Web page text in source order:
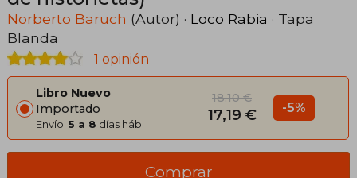
Norberto Baruch (Autor) · Loco Rabia · Tapa
Blanda
1 opinión
Libro Nuevo
Importado
Envío: 5 a 8 días háb.
18,10 €
17,19 € -5%
Comprar